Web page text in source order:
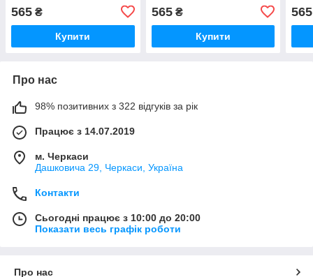
565 ₴
Купити
565₴
Купити
565
Про нас
98% позитивних з 322 відгуків за рік
Працює з 14.07.2019
м. Черкаси
Дашковича 29, Черкаси, Україна
Контакти
Сьогодні працює з 10:00 до 20:00
Показати весь графік роботи
Про нас